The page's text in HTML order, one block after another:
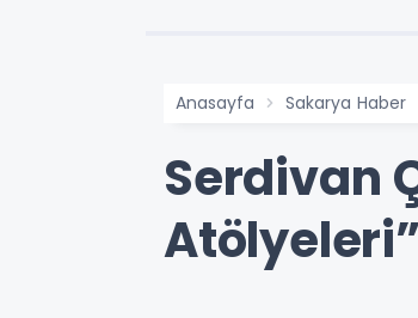
Anasayfa Sakarya Haber
Serdivan